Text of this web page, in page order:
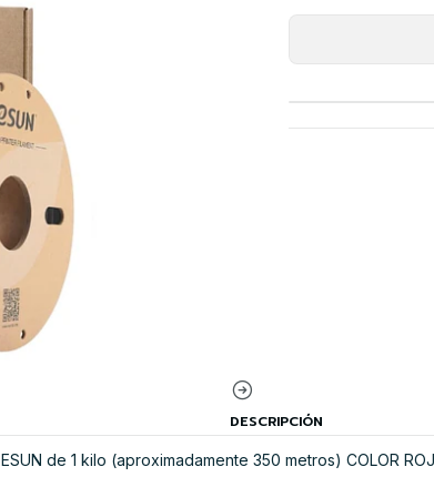
DESCRIPCIÓN
de 1 kilo (aproximadamente 350 metros) COLOR